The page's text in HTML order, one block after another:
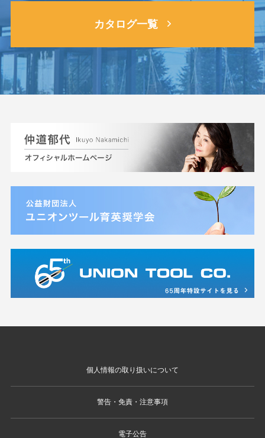
カタログ一覧
個人情報の取り扱いについて
警告・免責・注意事項
電子公告